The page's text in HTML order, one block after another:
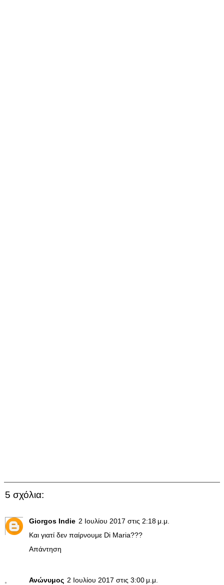
5 σχόλια:
Giorgos Indie 2 Ιουλίου 2017 στις 2:18 μ.μ.
Και γιατί δεν παίρνουμε Di Maria???
Απάντηση
Ανώνυμος 2 Ιουλίου 2017 στις 3:00 μ.μ.